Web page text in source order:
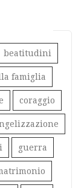
beatitudini
famiglia
coraggio
guerra